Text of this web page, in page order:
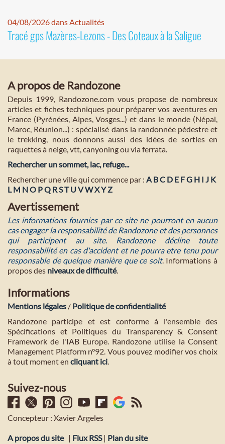
04/08/2026 dans Actualités
Tracé gps Mazères-Lezons - Des Coteaux à la Saligue
A propos de Randozone
Depuis 1999, Randozone.com vous propose de nombreux
articles et fiches techniques pour préparer vos aventures en
France (Pyrénées, Alpes, Vosges...) et dans le monde (Népal,
Maroc, Réunion...) : spécialisé dans la randonnée pédestre et
le trekking, nous donnons aussi des idées de sorties en
raquettes à neige, vtt, canyoning ou via ferrata.
Rechercher un sommet, lac, refuge...
Rechercher une ville qui commence par : A BC D E FG H I J K
L M NO PQ RST U VWXYZ
Avertissement
Les informations fournies par ce site ne pourront en aucun
cas engager la responsabilité de Randozone et des personnes
qui participent au site. Randozone décline toute
responsabilité en cas d'accident et ne pourra etre tenu pour
responsable de quelque manière que ce soit. Informations à
propos des niveaux de difficulté.
Informations
Mentions légales / Politique de confidentialité
Randozone participe et est conforme à l'ensemble des
Spécifications et Politiques du Transparency & Consent
Framework de l'IAB Europe. Randozone utilise la Consent
Management Platform n°92. Vous pouvez modifier vos choix
à tout moment en cliquant ici.
Suivez-nous
Concepteur : Xavier Argeles
A propos du site | Flux RSS| Plan du site